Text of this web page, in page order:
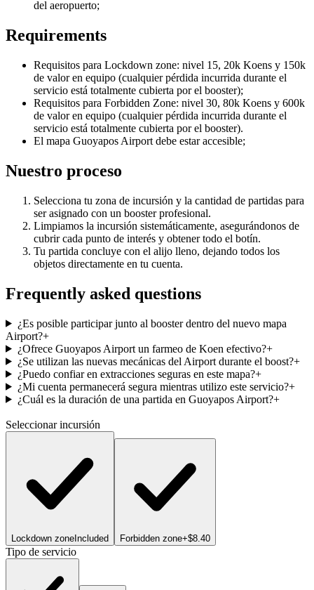
del aeropuerto;
Requirements
Requisitos para Lockdown zone: nivel 15, 20k Koens y 150k
de valor en equipo (cualquier pérdida incurrida durante el
servicio está totalmente cubierta por el booster);
Requisitos para Forbidden Zone: nivel 30, 80k Koens y 600k
de valor en equipo (cualquier pérdida incurrida durante el
servicio está totalmente cubierta por el booster).
El mapa Guoyapos Airport debe estar accesible;
Nuestro proceso
Selecciona tu zona de incursión y la cantidad de partidas para
ser asignado con un booster profesional.
Limpiamos la incursión sistemáticamente, asegurándonos de
cubrir cada punto de interés y obtener todo el botín.
Tu partida concluye con el alijo lleno, dejando todos los
objetos directamente en tu cuenta.
Frequently asked questions
¿Es posible participar junto al booster dentro del nuevo mapa
Airport?+
¿Ofrece Guoyapos Airport un farmeo de Koen efectivo?+
¿Se utilizan las nuevas mecánicas del Airport durante el boost?+
¿Puedo confiar en extracciones seguras en este mapa?+
¿Mi cuenta permanecerá segura mientras utilizo este servicio?+
¿Cuál es la duración de una partida en Guoyapos Airport?+
Seleccionar incursión
Lockdown zone Included Forbidden zone+$8.40
Tipo de servicio